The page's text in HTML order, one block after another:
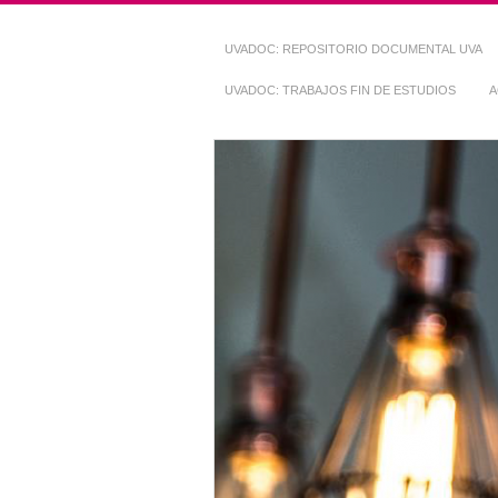
UVADOC: REPOSITORIO DOCUMENTAL UVA
UVADOC: TRABAJOS FIN DE ESTUDIOS
Repositorio
~ UVaDOC